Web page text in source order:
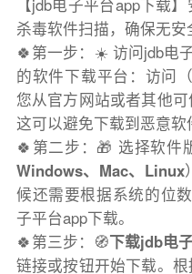
【jdb电子平台app下载
杀毒软件扫描，确保无安
🍀第一步：☀️ 访问jdb电
的软件下载平台：访问
您从官方网站或者其他可
这可以避免下载到恶意软
🍀第二步：🎁 选择软件
Windows、Mac、Linux
候还需要根据系统的位
子平台app下载。
🍀第三步：🧭下载jdb电
链接或按钮开始下载。